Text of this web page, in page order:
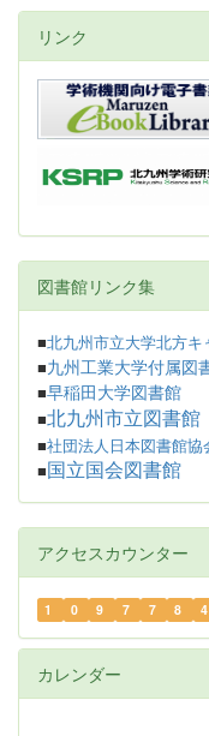
リンク
図書館リンク集
■北九州市立大学北方
■九州工業大学付属図
■早稲田大学図書館
■北九州市立図書館
■社団法人日本図書館協
■ 国立国会図書館
アクセスカウンター
1 0 9 7 7 8 4
カレンダー